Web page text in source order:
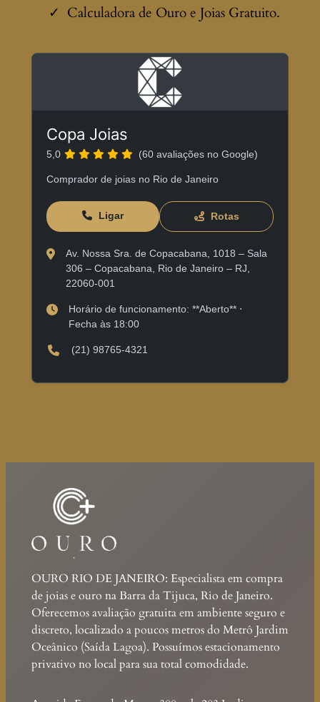
Calculadora de Ouro e Joias Gratuito.
Copa Joias
5,0 (60 avaliações no Google)
Comprador de joias no Rio de Janeiro
Ligar Rotas
Av. Nossa Sra. de Copacabana, 1018 – Sala
306 – Copacabana, Rio de Janeiro – RJ,
22060-001
Horário de funcionamento: **Aberto** ⋅
Fecha às 18:00
(21) 98765-4321
OURO RIO DE JANEIRO: Especialista em compra
de joias e ouro na Barra da Tijuca, Rio de Janeiro.
Oferecemos avaliação gratuita em ambiente seguro e
discreto, localizado a poucos metros do Metrô Jardim
Oceânico (Saída Lagoa). Possuímos estacionamento
privativo no local para sua total comodidade.